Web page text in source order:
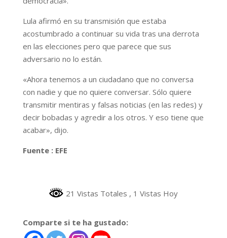
Lula afirmó en su transmisión que estaba
acostumbrado a continuar su vida tras una derrota
en las elecciones pero que parece que sus
adversario no lo están.
«Ahora tenemos a un ciudadano que no conversa
con nadie y que no quiere conversar. Sólo quiere
transmitir mentiras y falsas noticias (en las redes) y
decir bobadas y agredir a los otros. Y eso tiene que
acabar», dijo.
Fuente : EFE
21 Vistas Totales , 1 Vistas Hoy
Comparte si te ha gustado: